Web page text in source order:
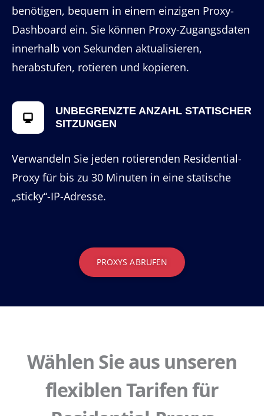
benötigen, bequem in einem einzigen Proxy-
Dashboard ein. Sie können Proxy-Zugangsdaten
innerhalb von Sekunden aktualisieren,
herabstufen, rotieren und kopieren.
UNBEGRENZTE ANZAHL STATISCHER
SITZUNGEN
Verwandeln Sie jeden rotierenden Residential-
Proxy für bis zu 30 Minuten in eine statische
„sticky“-IP-Adresse.
PROXYS ABRUFEN
Wählen Sie aus unseren
flexiblen Tarifen für